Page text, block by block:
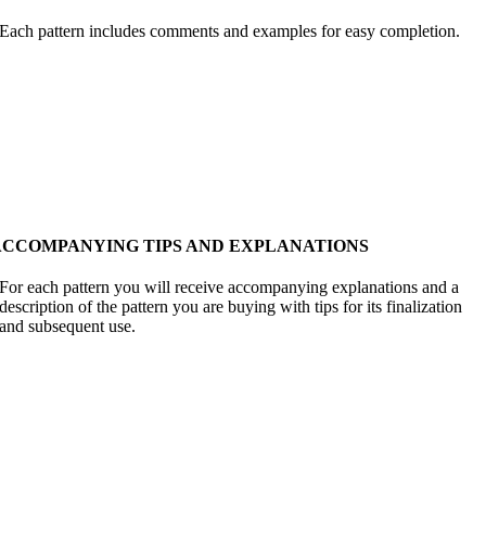
Each pattern includes comments and examples for easy completion.
TIPS AND EXPLANATIONS
For each pattern you will receive accompanying explanations and a
description of the pattern you are buying with tips for its finalization
and subsequent use.